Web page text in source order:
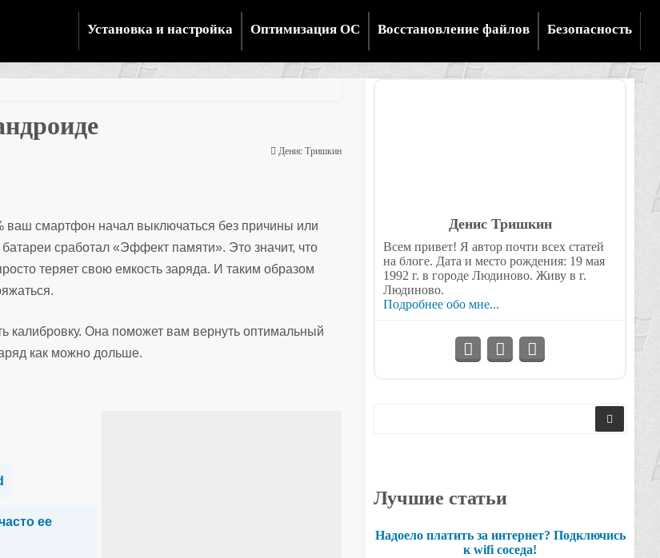
Установка и настройка Оптимизация ОС Восстановление файлов Безопасность
Денис Тришкин
ваш смартфон начал выключаться без причины или
сработал «Эффект памяти». Это значит, что
теряет свою емкость заряда. И таким образом
калибровку. Она поможет вам вернуть оптимальный
как можно дольше.
ее
Денис Тришкин
Всем привет! Я автор почти всех статей
на блоге. Дата и место рождения: 19 мая
1992 г. в городе Людиново. Живу в г.
Людиново.
Подробнее обо мне...
Лучшие статьи
Надоело платить за интернет? Подключись
к wifi соседа!